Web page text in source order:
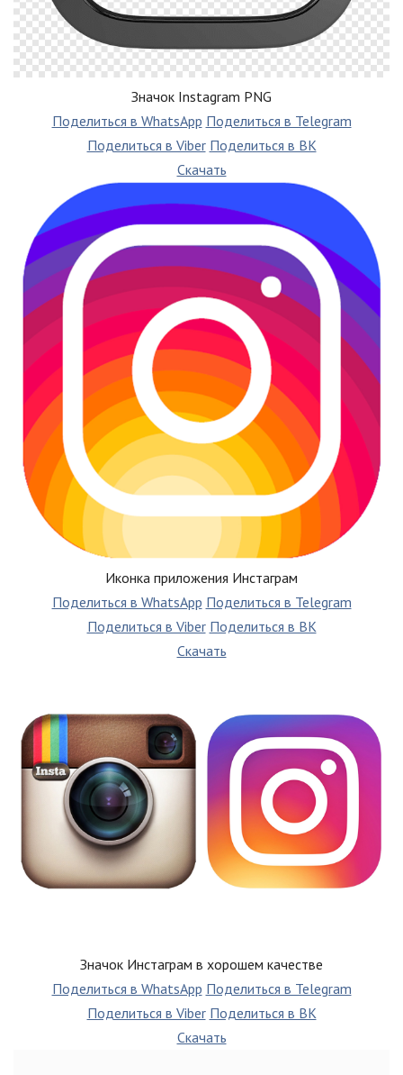
Значок Instagram PNG
Поделиться в WhatsApp Поделиться в Telegram
Поделиться в Viber Поделиться в ВК
Скачать
Иконка приложения Инстаграм
Поделиться в WhatsApp Поделиться в Telegram
Поделиться в Viber Поделиться в ВК
Скачать
Значок Инстаграм в хорошем качестве
Поделиться в WhatsApp Поделиться в Telegram
Поделиться в Viber Поделиться в ВК
Скачать